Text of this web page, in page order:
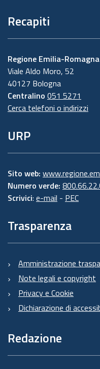
Recapiti
Regione Emilia-Romagna
Viale Aldo Moro, 52
40127 Bologna
Centralino 051 5271
Cerca telefoni o indirizzi
URP
Sito web:
Numero verde:
Scrivici: e-mail - PEC
Trasparenza
Amministrazione
Note legali e copyright
Privacy e Cookie
Dichiarazione di
Redazione